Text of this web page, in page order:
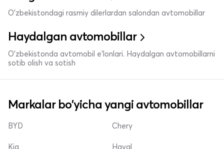
O'zbekistondagi rasmiy dilerlardan salondan avtomobillar
Haydalgan avtomobillar
O'zbekistonda avtomobil e’lonlari. Haydalgan avtomobillarni
sotib olish va sotish
Markalar bo'yicha yangi avtomobillar
BYD
Kia
Chery
Haval